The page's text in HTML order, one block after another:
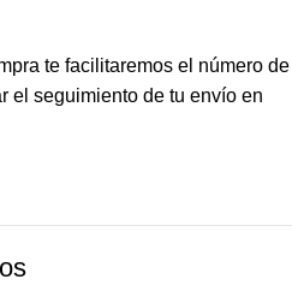
te facilitaremos el número de
el seguimiento de tu envío en